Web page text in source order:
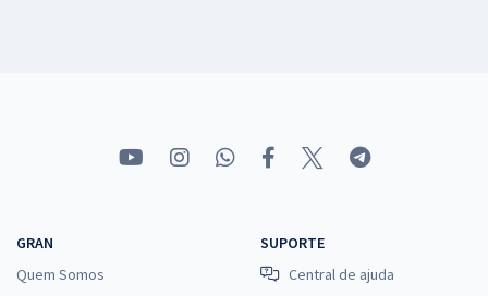
GRAN
Quem Somos
SUPORTE
Central de ajuda